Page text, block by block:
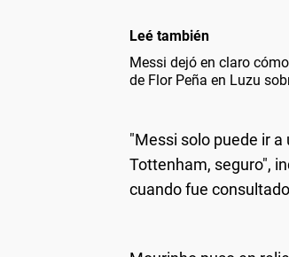
Leé también
Messi dejó en claro
de Flor Peña en Luzu
"Messi solo puede ir a
Tottenham, seguro",
cuando fue